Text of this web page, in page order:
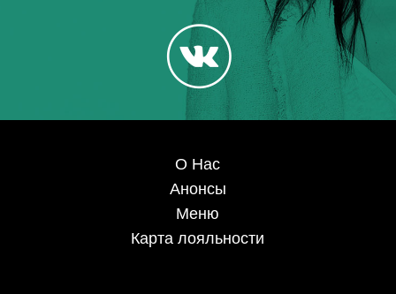
О Нас
Анонсы
Меню
Карта лояльности